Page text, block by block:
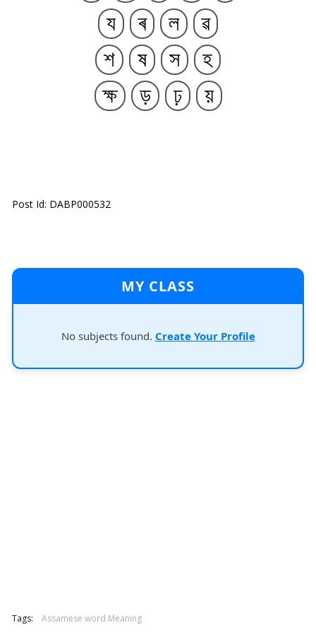
য
ৰ ল
ৱ
শ
ষ স
হ
ক্ষ
ড় ঢ় য়
Post Id: DABP000532
MY CLASS
No subjects found. Create Your Profile
Tags: Assamese word Meaning